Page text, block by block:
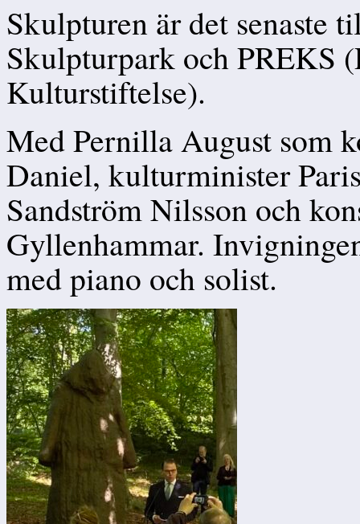
Skulpturen är det senaste
Skulpturpark och PREKS
Kulturstiftelse).
Med Pernilla August som
Daniel, kulturminister
Sandström Nilsson och
Gyllenhammar.
med piano och solist.